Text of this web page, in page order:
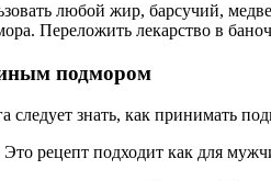
любой жир, барсучий,
Переложить лекарство в
подмором
следует знать, как принимать
Это рецепт подходит как для